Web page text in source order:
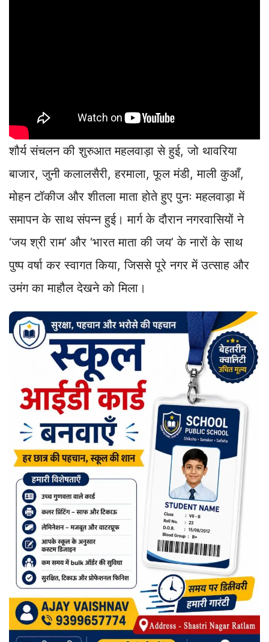
शौर्य संचलन की शुरुआत महलवाड़ा से हुई, जो थावरिया
बाजार, जुनी कलालसैरी, हरमाला, फूल मंडी, माली कुआँ,
मोहन टॉकीज और शीतला माता होते हुए पुनः महलवाड़ा में
समापन के साथ संपन्न हुई। मार्ग के दौरान नगरवासियों ने
‘जय श्री राम’ और ‘भारत माता की जय’ के नारों के साथ
पुष्प वर्षा कर स्वागत किया, जिससे पूरे नगर में उत्साह और
उमंग का माहौल देखने को मिला।